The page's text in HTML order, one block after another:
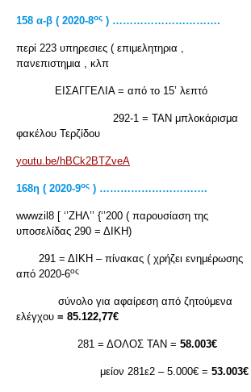
158 α-β ( 2020-8ος ) ………………………….
περί 223 υπηρεσιες ( επιμελητηρια ,
πανεπιστημια , κλπ
ΕΙΣΑΓΓΕΛΙΑ = από το 15’ λεπτό
292-1 = ΤΑΝ μπλοκάρισμα
φακέλου Τερζίδου
youtu.be/hBCk2BTZveA
168η ( 2020-9ος ) ………………………….
wwwzil8 [ ‘’ΖΗΛ’’ {‘’200 ( παρουσίαση της
υποσελίδας 290 = ΔΙΚΗ)
291 = ΔΙΚΗ – πίνακας ( χρήζει ενημέρωσης
από 2020-6ος
σύνολο για αφαίρεση από ζητούμενα
ελέγχου = 85.122,77€
281 = ΔΟΛΟΣ ΤΑΝ = 58.003€
μείον 281ε2 – 5.000€ = 53.003€